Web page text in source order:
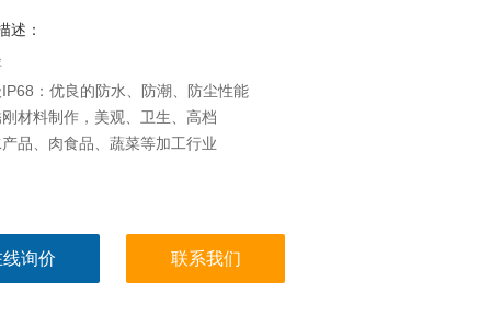
述：
IP68：优良的防水、防潮、防尘性能
材料制作，美观、卫生、高档
品、肉食品、蔬菜等加工行业
询价 联系我们